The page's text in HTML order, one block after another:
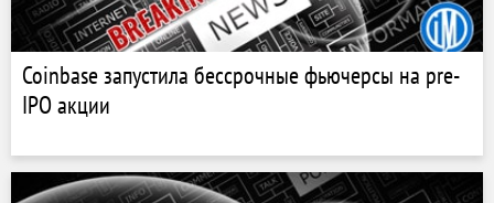
Coinbase запустила бессрочные фьючерсы на pre-
IPO акции